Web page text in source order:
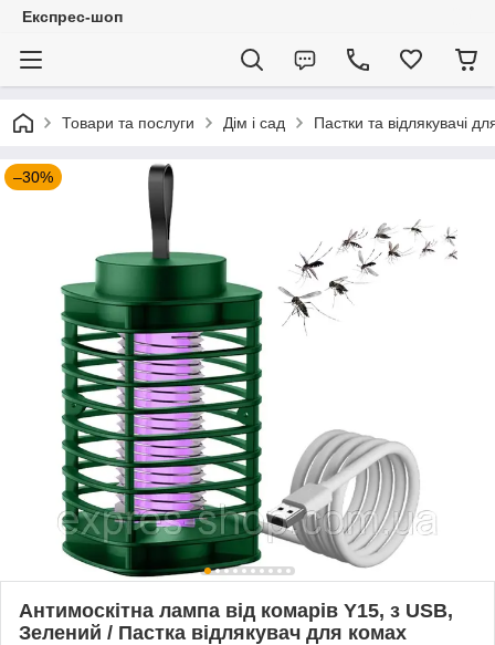
Експрес-шоп
Товари та послуги Дім і сад Пастки та відлякувачі
–30%
Антимоскітна лампа від комарів Y15, з USB,
Зелений / Пастка відлякувач для комах